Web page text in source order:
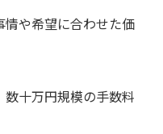
や希望に合わせた価
十万円規模の手数料